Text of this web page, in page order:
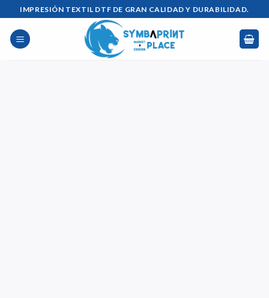
Saltar
al
contenido
IMPRESIÓN TEXTIL DTF DE GRAN CALIDAD Y DURABILIDAD.